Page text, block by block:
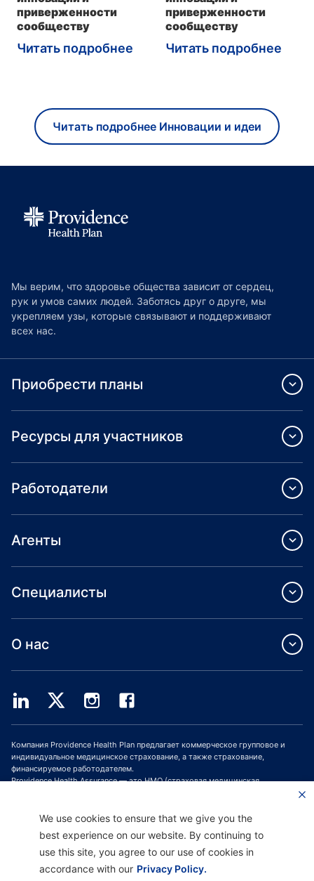
приверженности
сообществу
Читать подробнее
приверженности
сообществу
Читать подробнее
Читать подробнее Инновации и идеи
Мы верим, что здоровье общества зависит от сердец,
рук и умов самих людей. Заботясь друг о друге, мы
укрепляем узы, которые связывают и поддерживают
всех нас.
Приобрести планы
Ресурсы для участников
Работодатели
Агенты
Специалисты
О нас
Компания Providence Health Plan предлагает коммерческое групповое и
индивидуальное медицинское страхование, а также страхование,
финансируемое работодателем.
Providence Health Assurance — это HMO (страховая медицинская
Medicare и Oregon Health Plan. Зачисление в программу медицинского
We use cookies to ensure that we give you the
best experience on our website. By continuing to
use this site, you agree to our use of cookies in
accordance with our Privacy Policy.